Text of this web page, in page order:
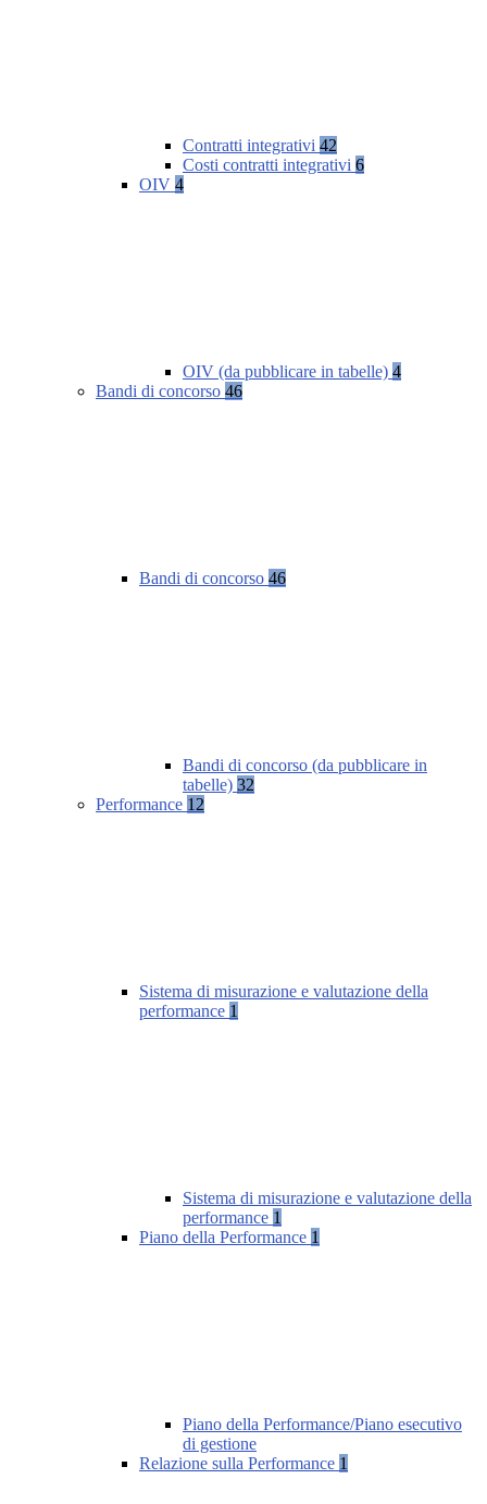
Contratti integrativi 42
Costi contratti integrativi 6
OIV 4
OIV (da pubblicare in tabelle) 4
Bandi di concorso 46
Bandi di concorso 46
Bandi di concorso (da pubblicare in
tabelle) 32
Performance 12
Sistema di misurazione e valutazione della
performance 1
Sistema di misurazione e valutazione della
performance 1
Piano della Performance 1
Piano della Performance/Piano esecutivo
di gestione
Relazione sulla Performance 1